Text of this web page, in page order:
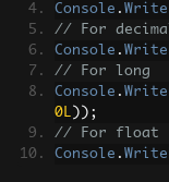
Console .
// For
Console .
// For long
Console .
0L ));
// For float
Console .